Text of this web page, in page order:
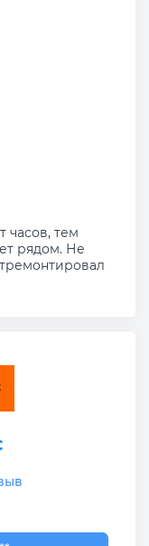
часов, тем
рядом. Не